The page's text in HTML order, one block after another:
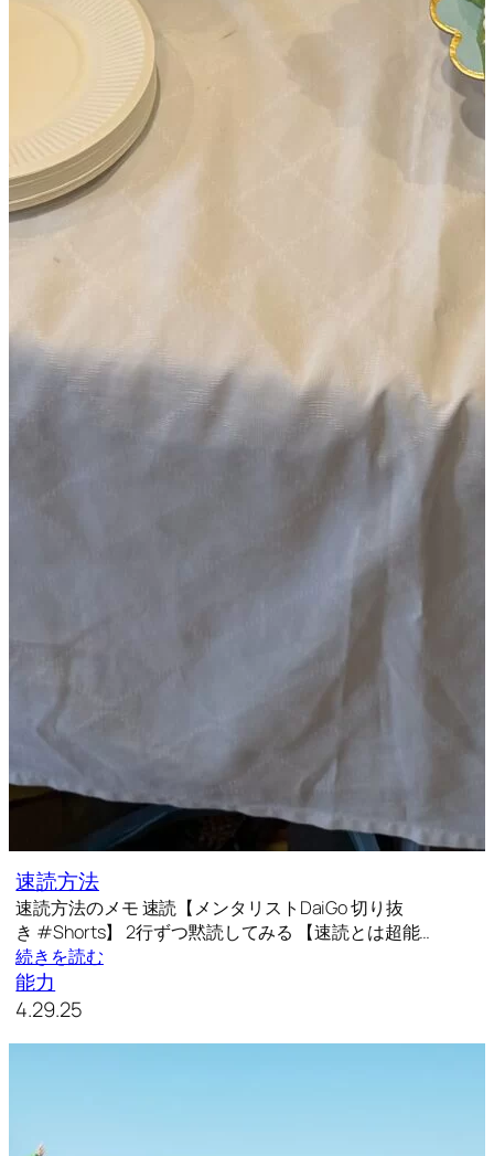
速読方法
速読方法のメモ 速読【メンタリストDaiGo 切り抜
き #Shorts】 2行ずつ黙読してみる 【速読とは超能…
続きを読む
能力
4.29.25